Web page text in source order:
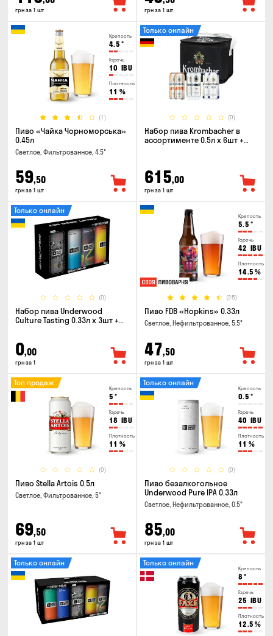
грн за 1 шт грн за 1 шт
Крепость
4.5 °
Горечь
10 IBU
Плотность
11 %
(1)
Пиво «Чайка Чорноморська»
0.45л
Светлое, Фильтрованное, 4.5°
59,50
грн за 1 шт
(0)
Только онлайн
Набор пива Krombacher в
ассортименте 0.5л х 6шт +
615,00
грн за 1 шт
(0)
Только онлайн
Набор пива Underwood
Culture Tasting 0.33л x 3шт +
0,00
грн за 1
Крепость
5.5 °
Горечь
42 IBU
Плотность
14.5 %
(28)
Пиво FDB «Hopkins» 0.33л
Светлое, Нефильтрованное, 5.5°
47,50
грн за 1 шт
Крепость
5 °
Горечь
18 IBU
Плотность
11 %
(0)
Топ продаж
Пиво Stella Artois 0.5л
Светлое, Фильтрованное, 5°
69,50
грн за 1 шт
Крепость
0.5 °
Горечь
40 IBU
Плотность
11 %
(0)
Только онлайн
Пиво безалкогольное
Underwood Pure IPA 0.33л
Светлое, Нефильтрованное, 0.5°
85,00
грн за 1 шт
Только онлайн
Крепость
8 °
Горечь
25 IBU
Плотность
12.5 %
Только онлайн